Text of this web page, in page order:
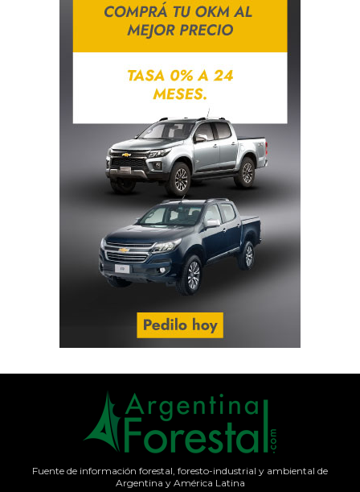
Fuente de información forestal, foresto-industrial y ambiental de
Argentina y América Latina